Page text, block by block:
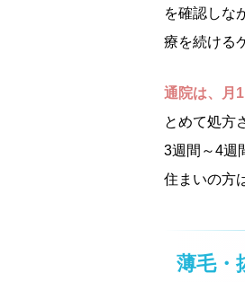
を確認しな
療を続ける
通院は、月
とめて処方
3週間～4週
住まいの方
薄毛・